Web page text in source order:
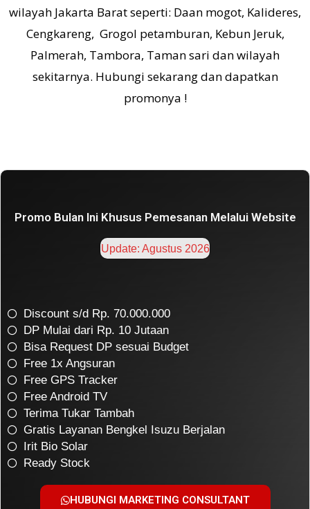
wilayah Jakarta Barat seperti: Daan mogot, Kalideres,
Cengkareng, Grogol petamburan, Kebun Jeruk,
Palmerah, Tambora, Taman sari dan wilayah
sekitarnya. Hubungi sekarang dan dapatkan
promonya !
Promo Bulan Ini Khusus Pemesanan Melalui Website
Update: Agustus 2026
Discount s/d Rp. 70.000.000
DP Mulai dari Rp. 10 Jutaan
Bisa Request DP sesuai Budget
Free 1x Angsuran
Free GPS Tracker
Free Android TV
Terima Tukar Tambah
Gratis Layanan Bengkel Isuzu Berjalan
Irit Bio Solar
Ready Stock
HUBUNGI MARKETING CONSULTANT